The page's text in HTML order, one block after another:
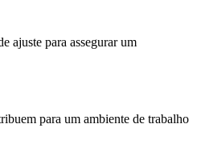
ajuste para assegurar um
para um ambiente de trabalho